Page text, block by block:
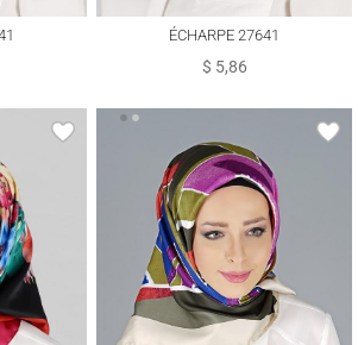
ÉCHARPE 27641
$ 5,86